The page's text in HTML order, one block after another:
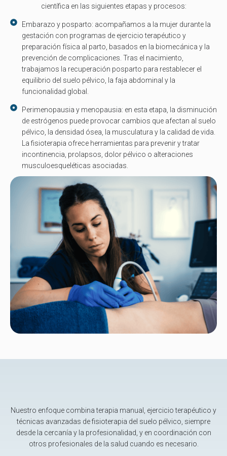
científica en las siguientes etapas y procesos:
Embarazo y posparto: acompañamos a la mujer durante la
gestación con programas de ejercicio terapéutico y
preparación física al parto, basados en la biomecánica y la
prevención de complicaciones. Tras el nacimiento,
trabajamos la recuperación posparto para restablecer el
equilibrio del suelo pélvico, la faja abdominal y la
funcionalidad global.
⁠⁠Perimenopausia y menopausia: en esta etapa, la disminución
de estrógenos puede provocar cambios que afectan al suelo
pélvico, la densidad ósea, la musculatura y la calidad de vida.
La fisioterapia ofrece herramientas para prevenir y tratar
incontinencia, prolapsos, dolor pélvico o alteraciones
musculoesqueléticas asociadas.
Nuestro enfoque combina terapia manual, ejercicio terapéutico y
técnicas avanzadas de fisioterapia del suelo pélvico, siempre
desde la cercanía y la profesionalidad, y en coordinación con
otros profesionales de la salud cuando es necesario.